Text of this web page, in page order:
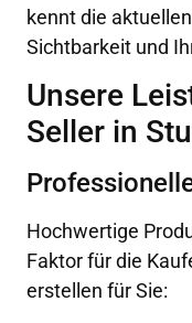
kennt die
Sichtbarkeit und
Unsere
Seller in
Hochwertige
Faktor für die
erstellen für Sie: